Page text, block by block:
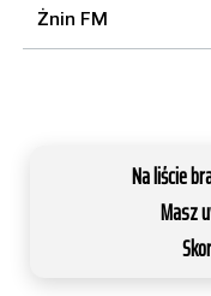
Żnin FM
Na liście
Masz